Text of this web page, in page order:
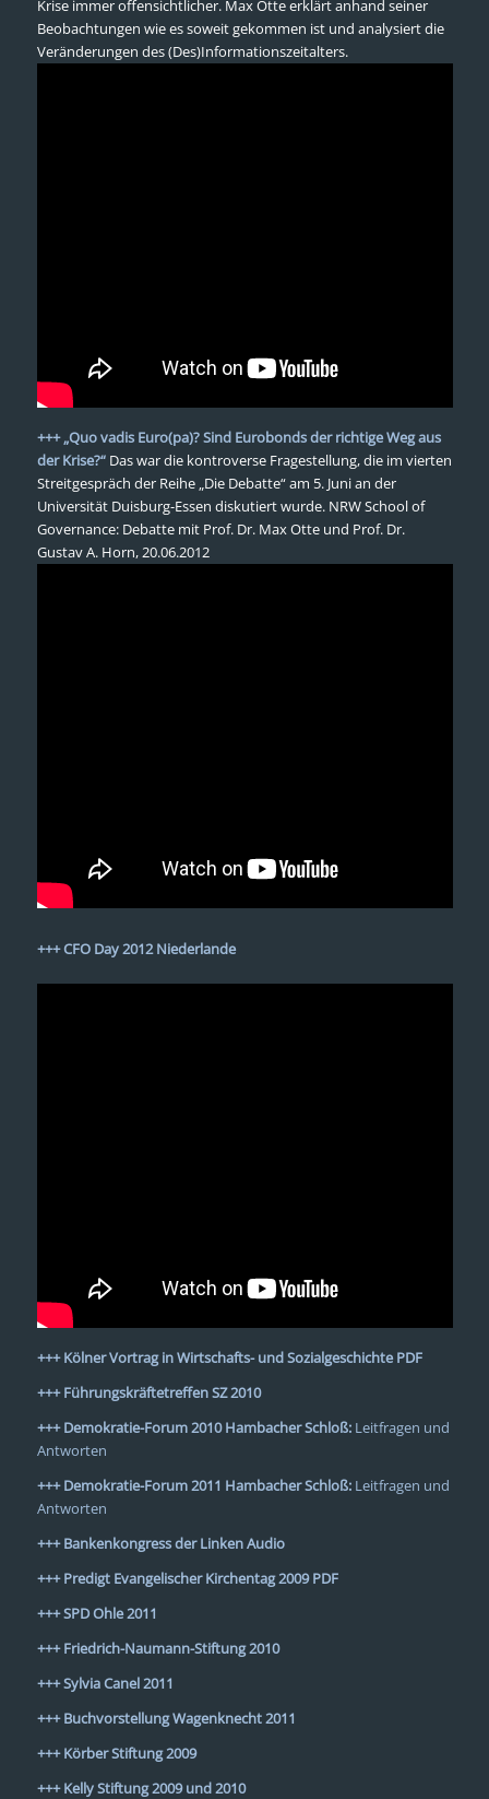
Krise immer offensichtlicher. Max Otte erklärt anhand seiner
Beobachtungen wie es soweit gekommen ist und analysiert die
Veränderungen des (Des)Informationszeitalters.
+++ „Quo vadis Euro(pa)? Sind Eurobonds der richtige Weg aus
der Krise?“ Das war die kontroverse Fragestellung, die im vierten
Streitgespräch der Reihe „Die Debatte“ am 5. Juni an der
Universität Duisburg-Essen diskutiert wurde. NRW School of
Governance: Debatte mit Prof. Dr. Max Otte und Prof. Dr.
Gustav A. Horn, 20.06.2012
+++CFO Day 2012 Niederlande
+++ Kölner Vortrag in Wirtschafts- und SozialgeschichtePDF
+++Führungskräftetreffen SZ 2010
+++Demokratie-Forum 2010 Hambacher Schloß: Leitfragen und
Antworten
+++ Demokratie-Forum 2011 Hambacher Schloß: Leitfragen und
Antworten
+++ Bankenkongress der LinkenAudio
+++ Predigt Evangelischer Kirchentag 2009PDF
+++SPD Ohle 2011
+++Friedrich-Naumann-Stiftung 2010
+++Sylvia Canel 2011
+++Buchvorstellung Wagenknecht 2011
+++Körber Stiftung 2009
+++Kelly Stiftung 2009 und 2010